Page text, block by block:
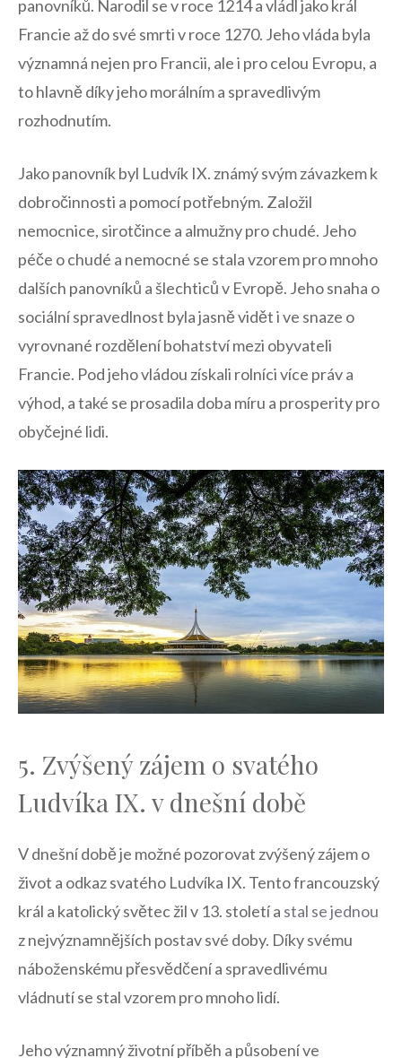
panovníků. Narodil se ⁣v roce⁣ 1214 a vládl jako král
‌Francie ‍až do své smrti v roce 1270. Jeho vláda byla
významná nejen pro Francii, ale i pro celou Evropu, a⁢
to hlavně díky jeho morálním a spravedlivým
rozhodnutím.
Jako panovník byl Ludvík IX. známý svým závazkem k
dobročinnosti a pomocí potřebným. Založil
nemocnice, sirotčince⁤ a almužny pro chudé. Jeho
péče o chudé a nemocné se stala vzorem pro mnoho
dalších ⁢panovníků a šlechticů v ‍Evropě. Jeho snaha o
sociální spravedlnost⁤ byla⁣ jasně vidět i ve snaze o
vyrovnané rozdělení bohatství mezi obyvateli
Francie. Pod jeho ​vládou získali rolníci více práv ​a
výhod, a také se prosadila doba míru a ​prosperity pro
obyčejné lidi.
5. ⁢Zvýšený zájem o svatého⁢
Ludvíka IX. v‌ dnešní době
V dnešní době je ⁣možné pozorovat zvýšený ⁢zájem o
život a odkaz‍ svatého Ludvíka IX. Tento francouzský
král ⁢a katolický světec žil v 13. století a stal se jednou
z⁣ nejvýznamnějších postav své doby. Díky svému
náboženskému přesvědčení a spravedlivému
vládnutí se stal vzorem ⁢pro mnoho lidí.
Jeho významný životní příběh a ​působení ve⁤